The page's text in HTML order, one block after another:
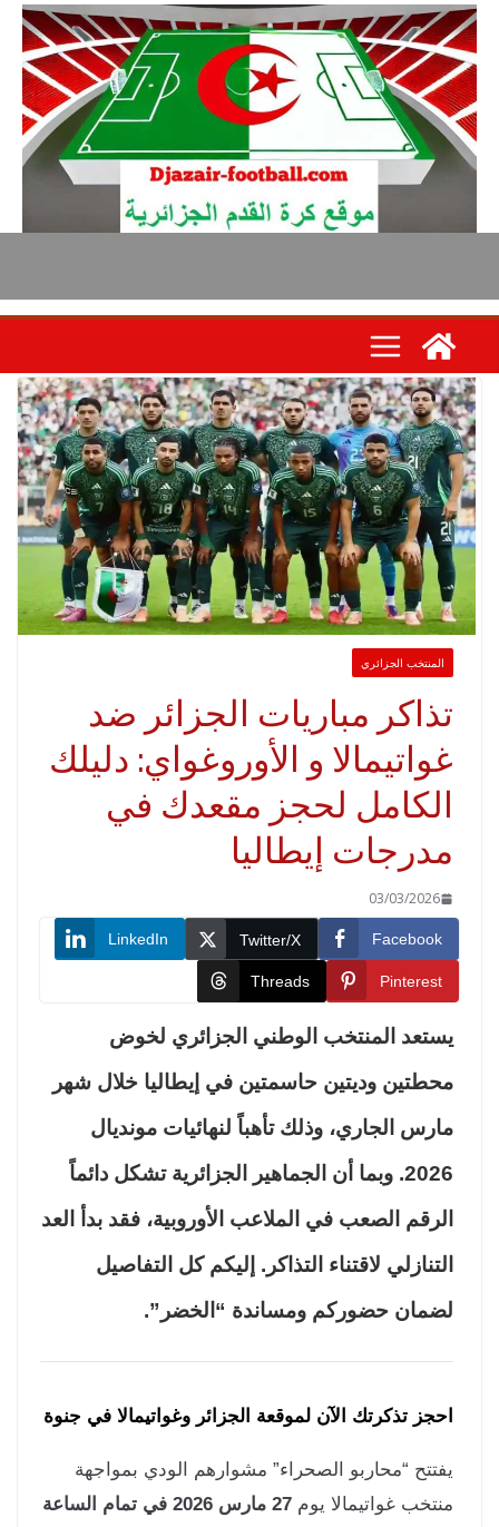
الجزائري
مباريات الجزائر ضد
و الأوروغواي: دليلك
لحجز مقعدك في
إيطاليا
03/03/2026
Twitter/X
LinkedIn
Threads
المنتخب الوطني الجزائري لخوض
وديتين حاسمتين في إيطاليا خلال شهر
الجاري، وذلك تأهباً لنهائيات مونديال
2026. وبما أن الجماهير الجزائرية تشكل دائماً
الصعب في الملاعب الأوروبية، فقد بدأ العد
لاقتناء التذاكر. إليكم كل التفاصيل
حضوركم ومساندة “الخضر”.
تذكرتك الآن لموقعة الجزائر وغواتيمالا في جنوة
“محاربو الصحراء” مشوارهم الودي بمواجهة
غواتيمالا يوم
27 مارس 2026 في تمام الساعة